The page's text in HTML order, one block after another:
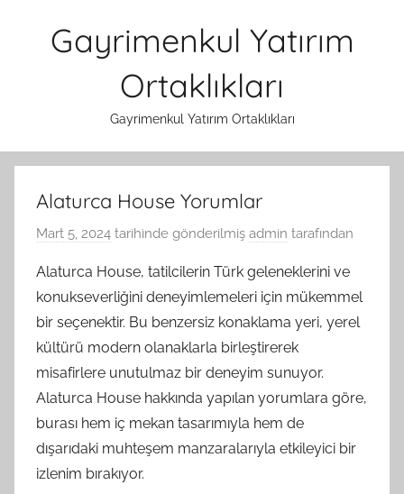
Gayrimenkul Yatırım
Ortaklıkları
Gayrimenkul Yatırım Ortaklıkları
Alaturca House Yorumlar
Mart 5, 2024 tarihinde gönderilmiş admin tarafından
Alaturca House, tatilcilerin Türk geleneklerini ve
konukseverliğini deneyimlemeleri için mükemmel
bir seçenektir. Bu benzersiz konaklama yeri, yerel
kültürü modern olanaklarla birleştirerek
misafirlere unutulmaz bir deneyim sunuyor.
Alaturca House hakkında yapılan yorumlara göre,
burası hem iç mekan tasarımıyla hem de
dışarıdaki muhteşem manzaralarıyla etkileyici bir
izlenim bırakıyor.